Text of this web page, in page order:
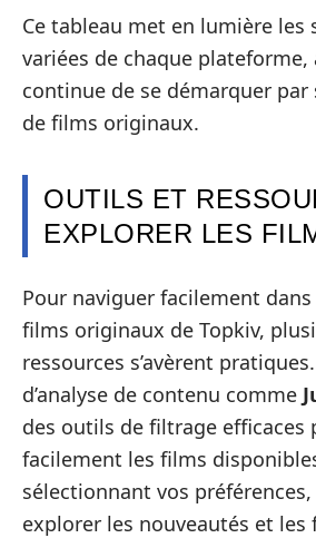
Ce tableau met en lumière les
variées de chaque plateforme,
continue de se démarquer
de films originaux.
OUTILS ET
EXPLORER LES
Pour naviguer facilement dans
films originaux de Topkiv,
ressources s’avèrent
d’analyse de contenu comme
des outils de filtrage efficaces
facilement les films
sélectionnant vos
explorer les nouveautés et